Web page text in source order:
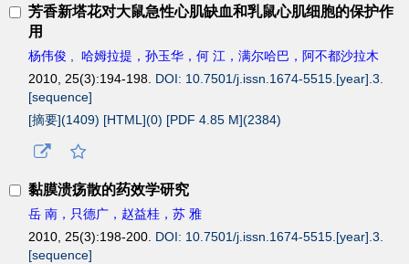
芳香新塔花对大鼠急性心肌缺血和乳鼠心肌细胞的保护作
用
杨伟俊 , 哈姆拉提，孙玉华，何 江，满尔哈巴，阿不都沙拉木
2010, 25(3):194-198. DOI: 10.7501/j.issn.1674-5515.[year].3.
[sequence]
[摘要](1409) [HTML](0) [PDF 4.85 M](2384)
黏膜溃疡散的药效学研究
岳 南，只德广，赵益桂，苏 雅
2010, 25(3):198-200. DOI: 10.7501/j.issn.1674-5515.[year].3.
[sequence]